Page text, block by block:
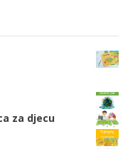
za djecu